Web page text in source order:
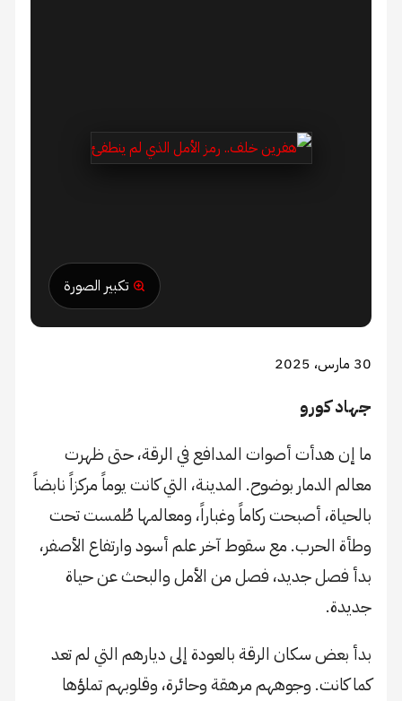
تكبير الصورة
30 مارس، 2025
جهاد كورو
ما إن هدأت أصوات المدافع في الرقة، حتى ظهرت
معالم الدمار بوضوح. المدينة، التي كانت يوماً مركزاً نابضاً
بالحياة، أصبحت ركاماً وغباراً، ومعالمها طُمست تحت
وطأة الحرب. مع سقوط آخر علم أسود وارتفاع الأصفر،
بدأ فصل جديد، فصل من الأمل والبحث عن حياة
جديدة.
بدأ بعض سكان الرقة بالعودة إلى ديارهم التي لم تعد
كما كانت. وجوههم مرهقة وحائرة، وقلوبهم تملؤها